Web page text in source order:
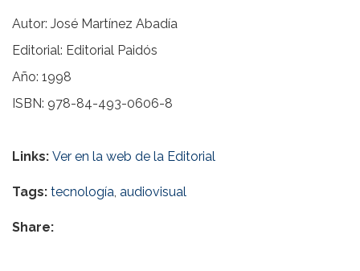
Autor: José Martínez Abadía
Editorial: Editorial Paidós
Año: 1998
ISBN: 978-84-493-0606-8
Links: Ver en la web de la Editorial
Tags: tecnología, audiovisual
Share: